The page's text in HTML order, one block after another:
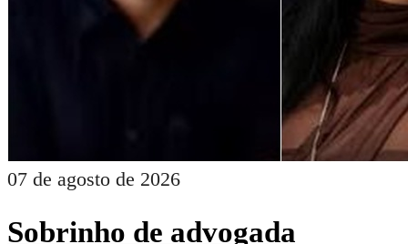
07 de agosto de 2026
Sobrinho de advogada